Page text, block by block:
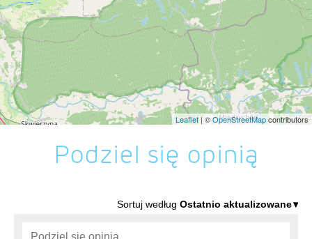
Leaflet | ©OpenStreetMapcontributors
Podziel się opinią